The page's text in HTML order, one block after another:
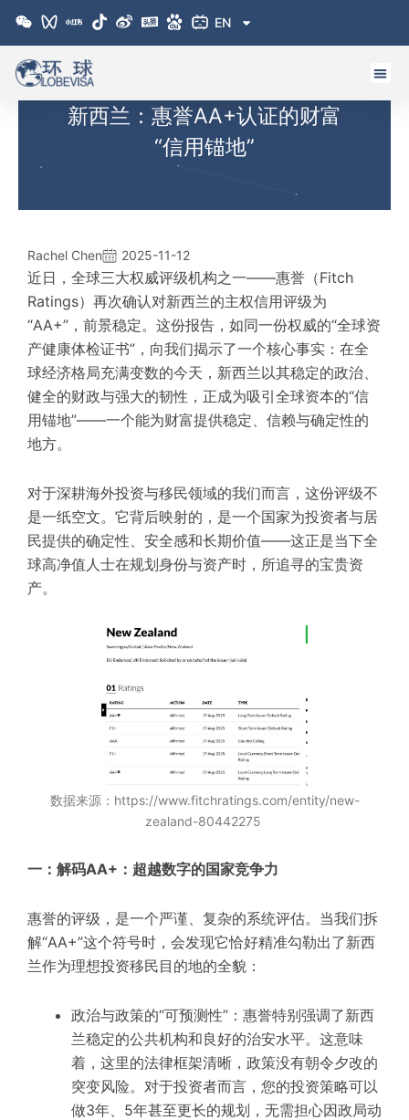
EN
新西兰：惠誉AA+认证的财富
“信用锚地”
Rachel Chen 2025-11-12
近日，全球三大权威评级机构之一——惠誉（Fitch
Ratings）再次确认对新西兰的主权信用评级为
“AA+”，前景稳定。这份报告，如同一份权威的“全球资
产健康体检证书”，向我们揭示了一个核心事实：在全
球经济格局充满变数的今天，新西兰以其稳定的政治、
健全的财政与强大的韧性，正成为吸引全球资本的“信
用锚地”——一个能为财富提供稳定、信赖与确定性的
地方。
对于深耕海外投资与移民领域的我们而言，这份评级不
是一纸空文。它背后映射的，是一个国家为投资者与居
民提供的确定性、安全感和长期价值——这正是当下全
球高净值人士在规划身份与资产时，所追寻的宝贵资
产。
数据来源：https://www.fitchratings.com/entity/new-
zealand-80442275
一：解码AA+：超越数字的国家竞争力
惠誉的评级，是一个严谨、复杂的系统评估。当我们拆
解“AA+”这个符号时，会发现它恰好精准勾勒出了新西
兰作为理想投资移民目的地的全貌：
政治与政策的“可预测性”：惠誉特别强调了新西
兰稳定的公共机构和良好的治安水平。这意味
着，这里的法律框架清晰，政策没有朝令夕改的
突变风险。对于投资者而言，您的投资策略可以
做3年、5年甚至更长的规划，无需担心因政局动